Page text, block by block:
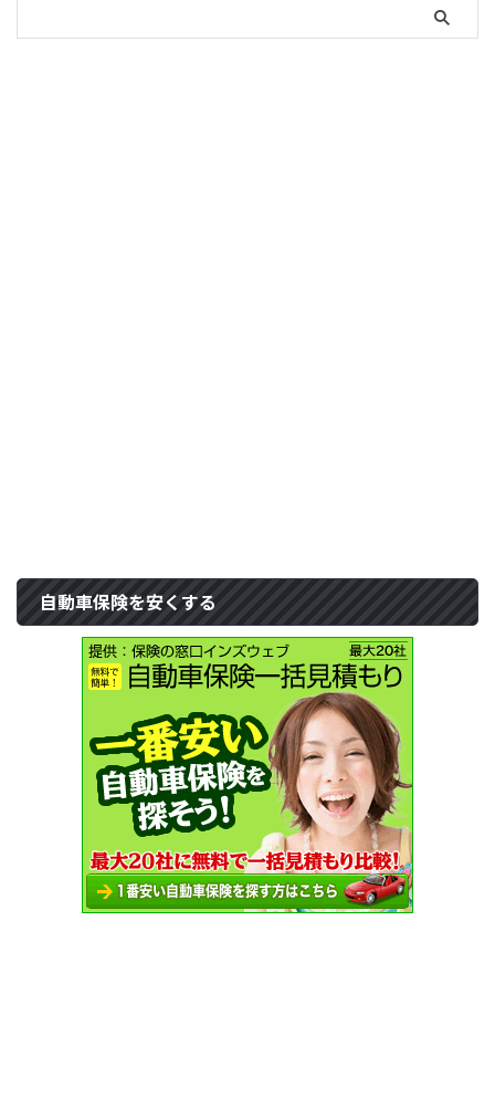
自動車保険を安くする